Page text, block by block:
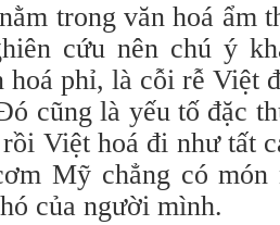
nằm trong văn hoá ẩm
cứu nên chú ý
hoá phỉ, là cỗi rễ Việt
cũng là yếu tố đặc
Việt hoá đi như tất
Mỹ chẳng có món
của người mình.